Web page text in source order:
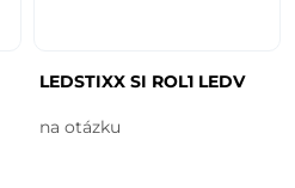
LEDSTIXX SI ROL1 LEDV
na otázku